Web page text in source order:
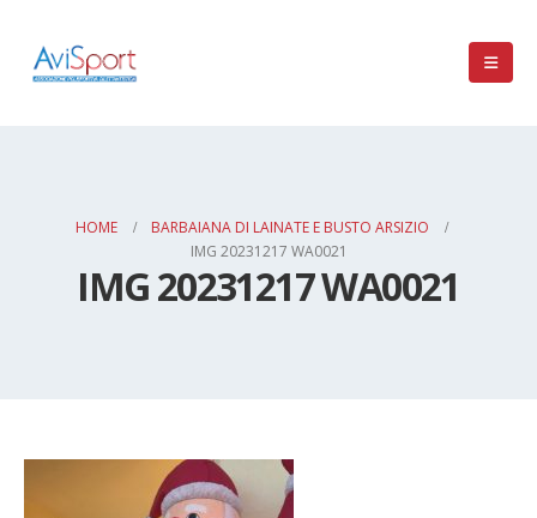
HOME
BARBAIANA DI LAINATE E BUSTO ARSIZIO
IMG 20231217 WA0021
IMG 20231217 WA0021